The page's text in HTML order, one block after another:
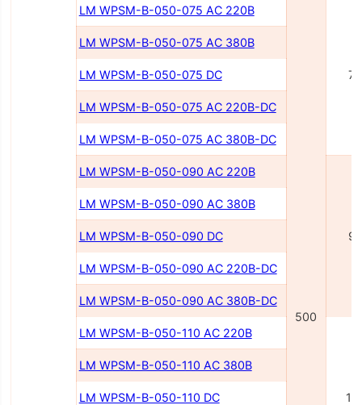
500
LM WPSM-B-050-075 AC 220В
LM WPSM-B-050-075 AC 380В
LM WPSM-B-050-075 DC
LM WPSM-B-050-075 AC 220В-DC
LM WPSM-B-050-075 AC 380В-DC
LM WPSM-B-050-090 AC 220В
LM WPSM-B-050-090 AC 380В
LM WPSM-B-050-090 DC
LM WPSM-B-050-090 AC 220В-DC
LM WPSM-B-050-090 AC 380В-DC
LM WPSM-B-050-110 AC 220В
LM WPSM-B-050-110 AC 380В
LM WPSM-B-050-110 DC